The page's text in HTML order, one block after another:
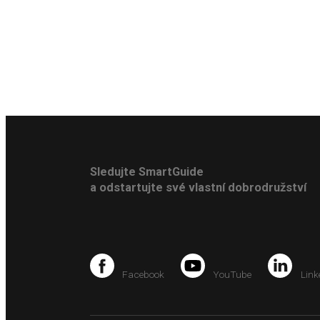
Sledujte SmartGuide
a odstartujte své vlastní dobrodružství
Facebook YouTube